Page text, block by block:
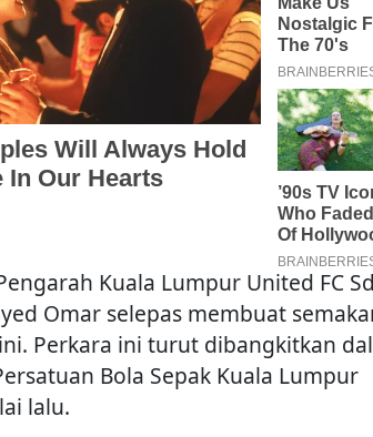
Kuala Lumpur United FC
Omar selepas membuat
Perkara ini turut dibangkitkan
Bola Sepak Kuala Lumpur
lalu.